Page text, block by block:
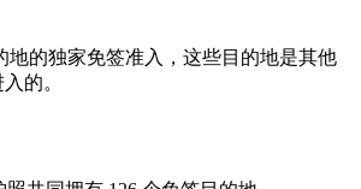
地的独家免签准入，这些目的地是其他
的。